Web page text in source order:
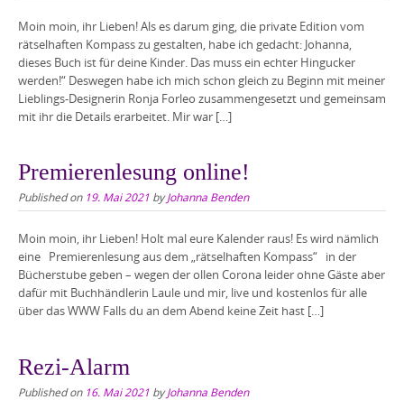
Moin moin, ihr Lieben! Als es darum ging, die private Edition vom
rätselhaften Kompass zu gestalten, habe ich gedacht: Johanna,
dieses Buch ist für deine Kinder. Das muss ein echter Hingucker
werden!“ Deswegen habe ich mich schon gleich zu Beginn mit meiner
Lieblings-Designerin Ronja Forleo zusammengesetzt und gemeinsam
mit ihr die Details erarbeitet. Mir war […]
Premierenlesung online!
Published on 19. Mai 2021 byJohanna Benden
Moin moin, ihr Lieben! Holt mal eure Kalender raus! Es wird nämlich
eine Premierenlesung aus dem „rätselhaften Kompass“ in der
Bücherstube geben – wegen der ollen Corona leider ohne Gäste aber
dafür mit Buchhändlerin Laule und mir, live und kostenlos für alle
über das WWW Falls du an dem Abend keine Zeit hast […]
Rezi-Alarm
Published on 16. Mai 2021 byJohanna Benden